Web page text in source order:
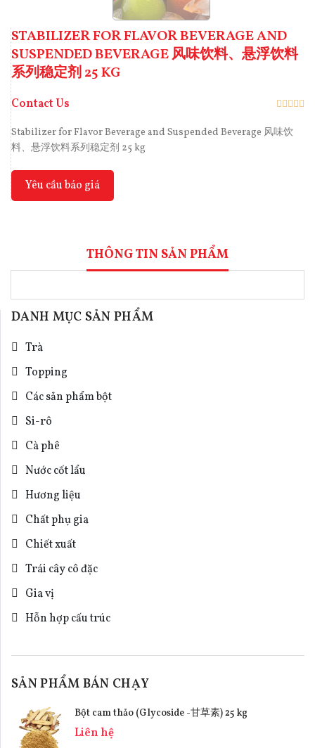
STABILIZER FOR FLAVOR BEVERAGE AND
SUSPENDED BEVERAGE 风味饮料、悬浮饮料
系列稳定剂 25 KG
Contact Us
Stabilizer for Flavor Beverage and Suspended Beverage 风味饮
料、悬浮饮料系列稳定剂 25 kg
Yêu cầu báo giá
THÔNG TIN SẢN PHẨM
DANH MỤC SẢN PHẨM
Trà
Topping
Các sản phẩm bột
Si-rô
Cà phê
Nước cốt lẩu
Hương liệu
Chất phụ gia
Chiết xuất
Trái cây cô đặc
Gia vị
Hỗn hợp cấu trúc
SẢN PHẨM BÁN CHẠY
Bột cam thảo (Glycoside -甘草素) 25 kg
Liên hệ